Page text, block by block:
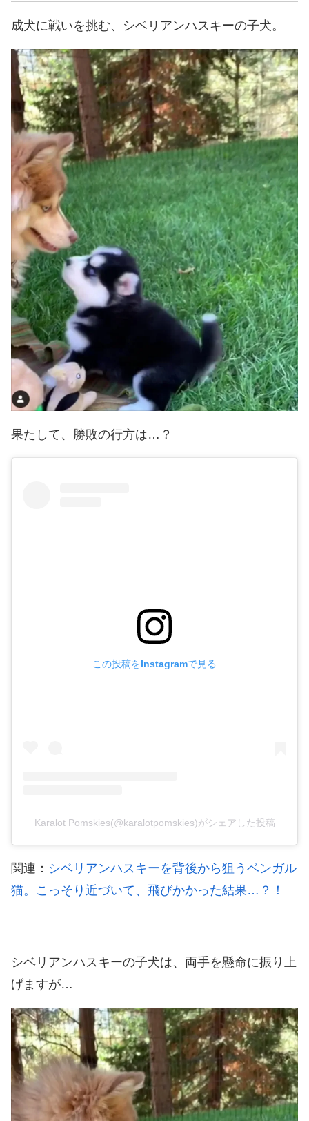
成犬に戦いを挑む、シベリアンハスキーの子犬。
果たして、勝敗の行方は…？
この投稿をInstagramで見る
Karalot Pomskies(@karalotpomskies)がシェアした投稿
関連： シベリアンハスキーを背後から狙うベンガル
猫。こっそり近づいて、飛びかかった結果…？！
シベリアンハスキーの子犬は、両手を懸命に振り上
げますが…